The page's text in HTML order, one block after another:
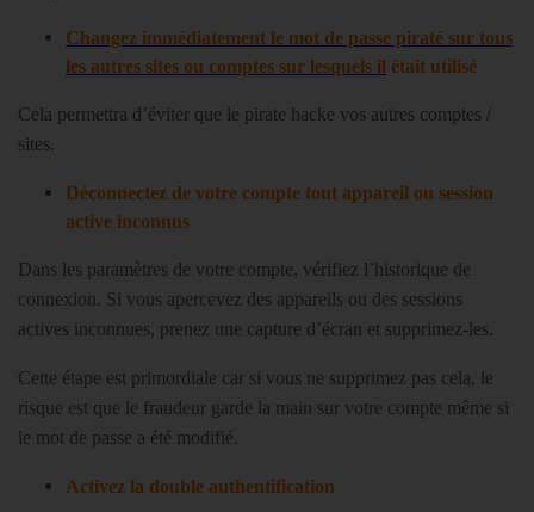
Changez immédiatement le mot de passe piraté sur tous
les autres sites ou comptes sur lesquels il était utilisé
Cela permettra d’éviter que le pirate hacke vos autres comptes /
sites.
Déconnectez de votre compte tout appareil ou session
active inconnus
Dans les paramètres de votre compte, vérifiez l’historique de
connexion. Si vous apercevez des appareils ou des sessions
actives inconnues, prenez une capture d’écran et supprimez-les.
Cette étape est primordiale car si vous ne supprimez pas cela, le
risque est que le fraudeur garde la main sur votre compte même si
le mot de passe a été modifié.
Activez la double authentification